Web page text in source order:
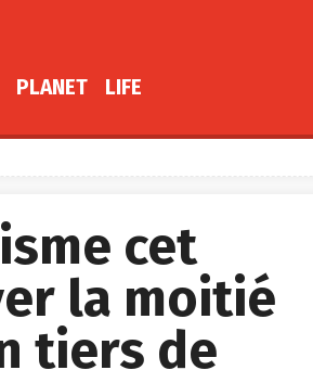
PLANET LIFE
cet
la moitié
tiers de